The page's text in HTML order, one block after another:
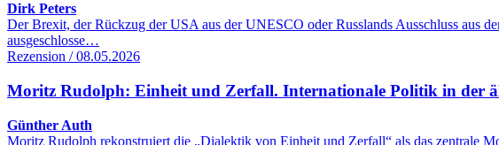
Dirk Peters
Der Brexit, der Rückzug der USA aus der UNESCO oder Russlands Ausschluss aus
ausgeschlosse…
Rezension / 08.05.2026
Moritz Rudolph: Einheit und Zerfall. Internationale Politik in der
Günther Auth
Moritz Rudolph rekonstruiert die „Dialektik von Einheit und Zerfall“ als das zentrale